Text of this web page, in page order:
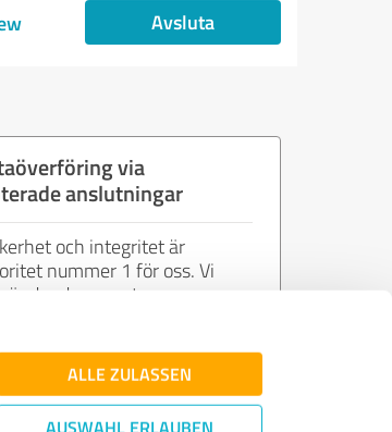
ALLE ZULASSEN
AUSWAHL ERLAUBEN
Avsluta
via
anslutningar
och integritet är
nummer 1 för oss. Vi
de senaste
och säkerhet.